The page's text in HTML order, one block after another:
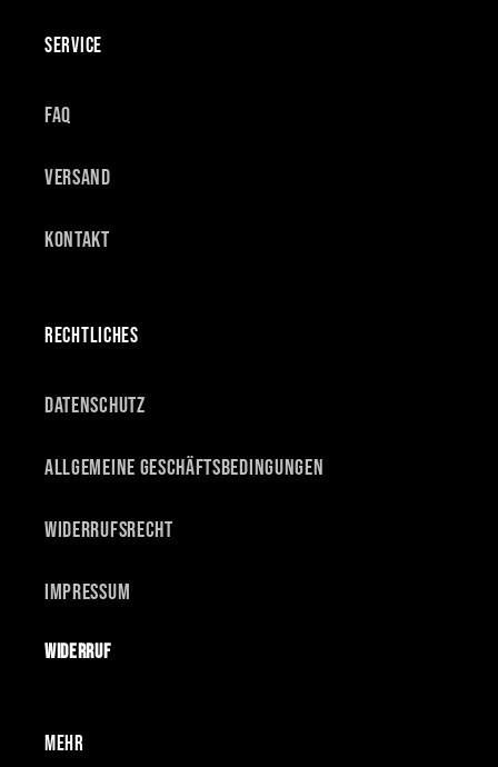
SERVICE
FAQ
Versand
Kontakt
RECHTLICHES
Datenschutz
Allgemeine Geschäftsbedingungen
Widerrufsrecht
Impressum
Widerruf
MEHR